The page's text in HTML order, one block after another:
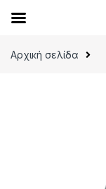
Αρχική σελίδα